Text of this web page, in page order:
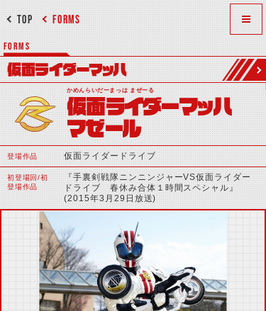
FORMS
TOP
FORMS
仮面ライダーマッハ
かめんらいだーまっは まぜーる
仮面ライダーマッハ
マゼール
登場作品 仮面ライダードライブ
初登場回/初
登場作品
『手裏剣戦隊ニンニンジャーVS仮面ライダー
ドライブ 春休み合体１時間スペシャル』
(2015年3月29日放送)